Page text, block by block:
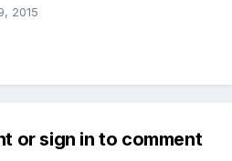
2015
or sign in to comment